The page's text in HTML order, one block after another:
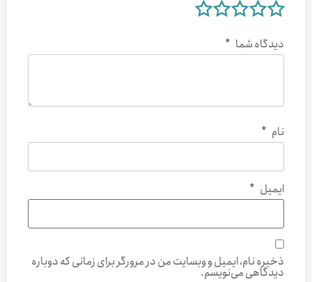
دیدگاه شما *
نام *
ایمیل *
ذخیره نام، ایمیل و وبسایت من در مرورگر برای زمانی که دوباره
دیدگاهی می‌نویسم.